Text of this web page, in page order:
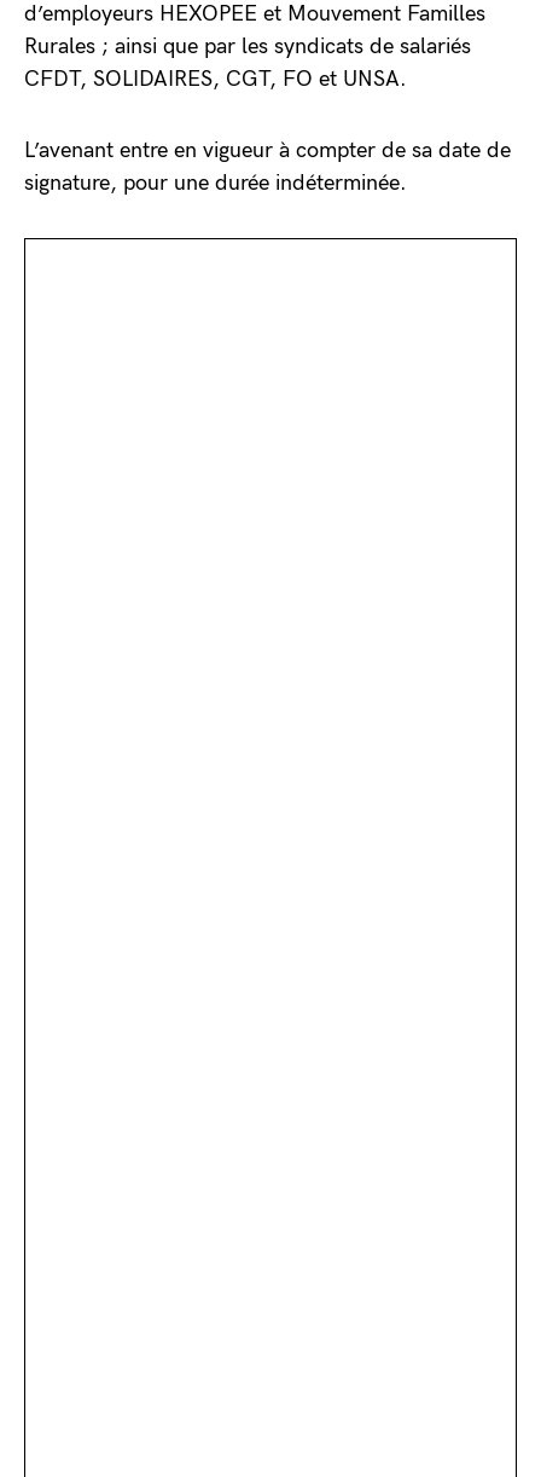
d’employeurs HEXOPEE et Mouvement Familles
Rurales ; ainsi que par les syndicats de salariés
CFDT, SOLIDAIRES, CGT, FO et UNSA.
L’avenant entre en vigueur à compter de sa date de
signature, pour une durée indéterminée.